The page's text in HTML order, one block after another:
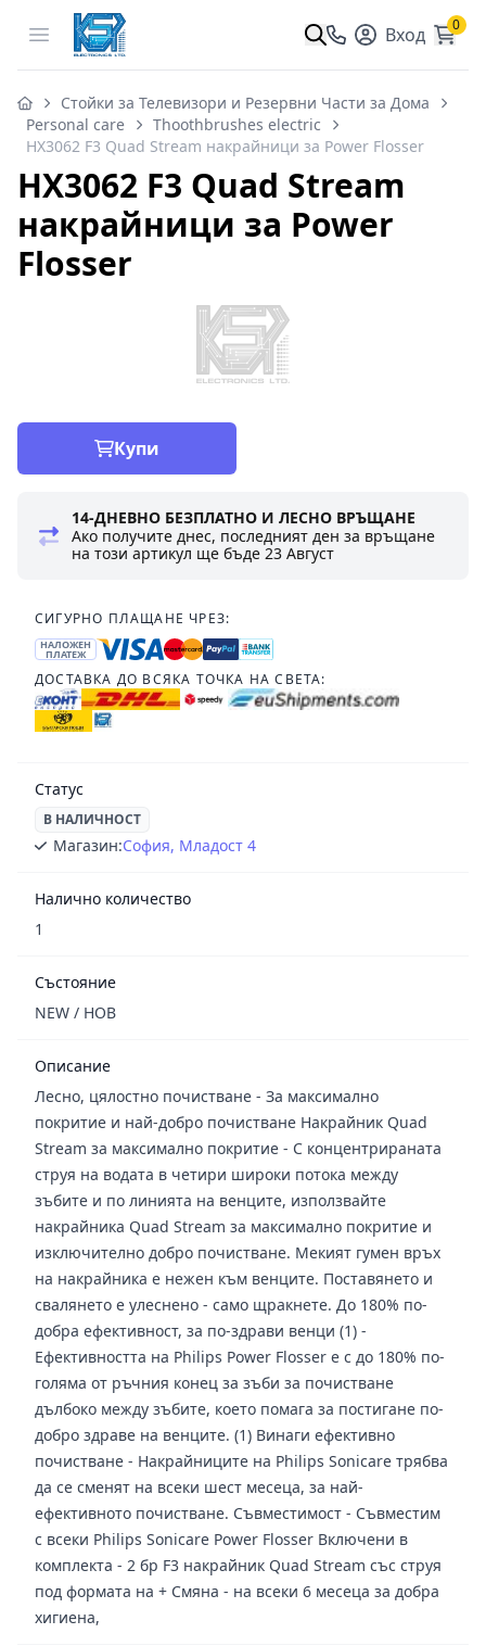
Open menu Вход 0
Стойки за Телевизори и Резервни Части за Дома
Personal care
Thoothbrushes electric
HX3062 F3 Quad Stream накрайници за Power Flosser
HX3062 F3 Quad Stream
накрайници за Power
Flosser
Купи
14-ДНЕВНО БЕЗПЛАТНО И ЛЕСНО ВРЪЩАНЕ
Ако получите днес, последният ден за връщане
на този артикул ще бъде23 Август
СИГУРНО ПЛАЩАНЕ ЧРЕЗ:
НАЛОЖЕН
ПЛАТЕЖ
ДОСТАВКА ДО ВСЯКА ТОЧКА НА СВЕТА:
Статус
В НАЛИЧНОСТ
Магазин:София, Младост 4
Налично количество
1
Състояние
NEW / НОВ
Описание
Лесно, цялостно почистване - За максимално
покритие и най-добро почистване Накрайник Quad
Stream за максимално покритие - С концентрираната
струя на водата в четири широки потока между
зъбите и по линията на венците, използвайте
накрайника Quad Stream за максимално покритие и
изключително добро почистване. Мекият гумен връх
на накрайника е нежен към венците. Поставянето и
свалянето е улеснено - само щракнете. До 180% по-
добра ефективност, за по-здрави венци (1) -
Ефективността на Philips Power Flosser е с до 180% по-
голяма от ръчния конец за зъби за почистване
дълбоко между зъбите, което помага за постигане по-
добро здраве на венците. (1) Винаги ефективно
почистване - Накрайниците на Philips Sonicare трябва
да се сменят на всеки шест месеца, за най-
ефективното почистване. Съвместимост - Съвместим
с всеки Philips Sonicare Power Flosser Включени в
комплекта - 2 бр F3 накрайник Quad Stream със струя
под формата на + Смяна - на всеки 6 месеца за добра
хигиена,